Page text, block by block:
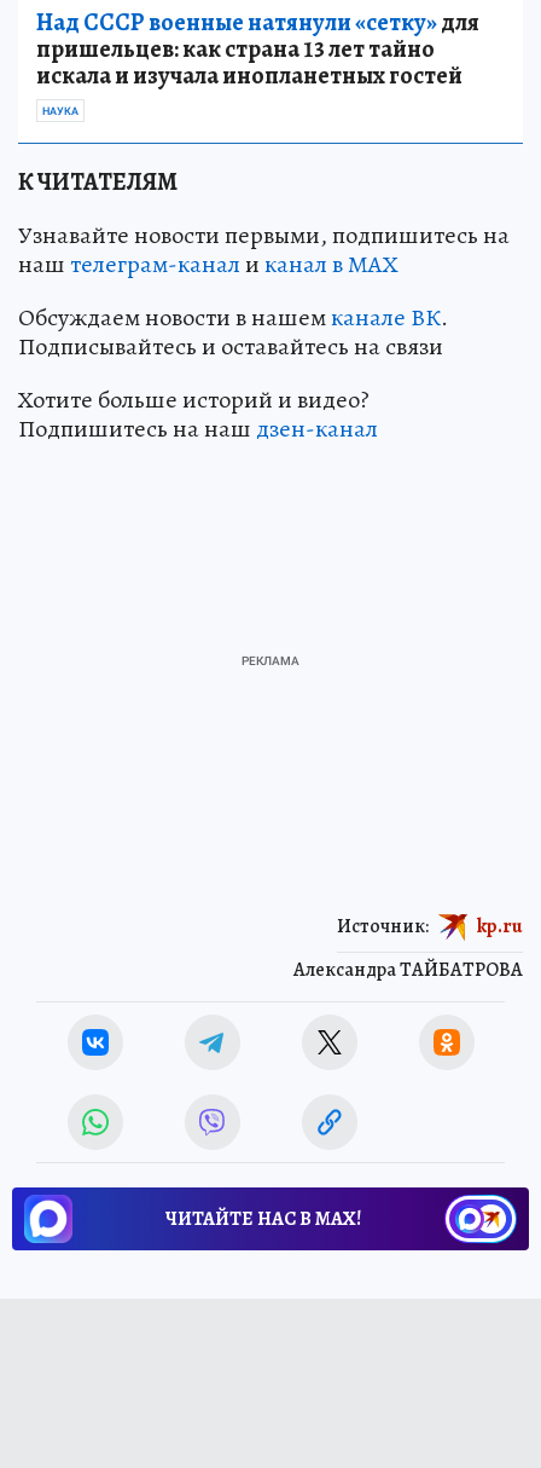
Над СССР военные натянули «сетку»для
пришельцев: как страна 13 лет тайно
искала и изучала инопланетных гостей
НАУКА
К ЧИТАТЕЛЯМ
Узнавайте новости первыми, подпишитесь на
наштелеграм-каналиканал в МАХ
Обсуждаем новости в нашемканале ВК.
Подписывайтесь и оставайтесь на связи
Хотите больше историй и видео?
Подпишитесь на наш дзен-канал
Александра ТАЙБАТРОВА
Источник: kp.ru
ЧИТАЙТЕ НАС В МАХ!